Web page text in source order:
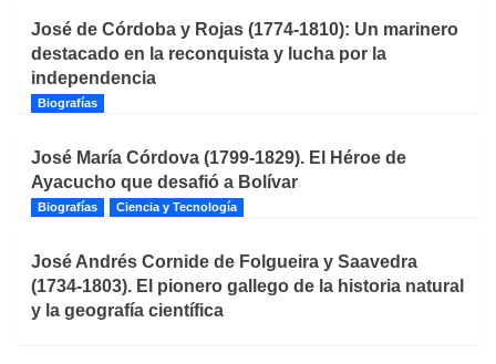
José de Córdoba y Rojas (1774-1810): Un marinero
destacado en la reconquista y lucha por la
independencia
Biografías
José María Córdova (1799-1829). El Héroe de
Ayacucho que desafió a Bolívar
Biografías Ciencia y Tecnología
José Andrés Cornide de Folgueira y Saavedra
(1734-1803). El pionero gallego de la historia natural
y la geografía científica